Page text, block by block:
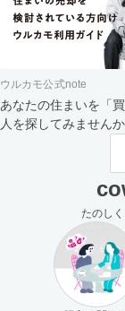
ウルカモ公式note
あなたの住まいを「
人を探してみませんか
たのし